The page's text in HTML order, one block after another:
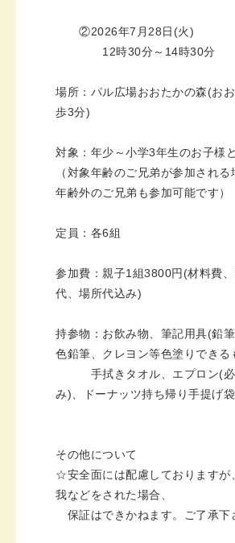
②2026年7月28日(火)
12時30分～14時30分
場所：パル広場おおたかの森(お
歩3分)
対象：年少～小学3年生のお子様
（対象年齢のご兄弟が参加される
年齢外のご兄弟も参加可能です）
定員：各6組
参加費：親子1組3800円(材料費
代、場所代込み)
持参物：お飲み物、筆記用具(鉛
色鉛筆、クレヨン等色塗りできる
手拭きタオル、エプロン(必
み)、ドーナッツ持ち帰り手提げ袋
その他について
☆安全面には配慮しておりますが
我などをされた場合、
保証はできかねます。ご了承下